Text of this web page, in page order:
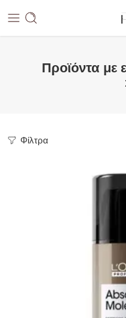
Προϊόντα με
Φίλτρα